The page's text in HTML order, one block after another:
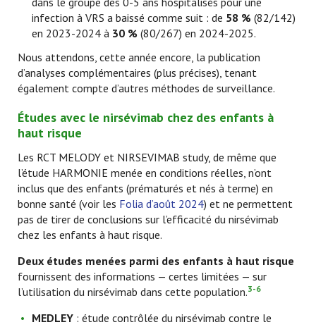
infection à VRS a baissé comme suit : de 58 % (82/142)
en 2023-2024 à 30 % (80/267) en 2024-2025.
Nous attendons, cette année encore, la publication
d’analyses complémentaires (plus précises), tenant
également compte d’autres méthodes de surveillance.
Études avec le nirsévimab chez des enfants à
haut risque
Les RCT MELODY et NIRSEVIMAB study, de même que
l’étude HARMONIE menée en conditions réelles, n’ont
inclus que des enfants (prématurés et nés à terme) en
bonne santé (voir les Folia d’août 2024) et ne permettent
pas de tirer de conclusions sur l’efficacité du nirsévimab
chez les enfants à haut risque.
Deux études menées parmi des enfants à haut risque
fournissent des informations — certes limitées — sur
l’utilisation du nirsévimab dans cette population.3-6
MEDLEY : étude contrôlée du nirsévimab contre le